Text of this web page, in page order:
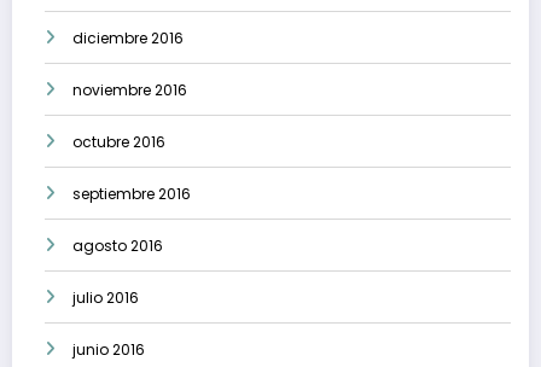
diciembre 2016
noviembre 2016
octubre 2016
septiembre 2016
agosto 2016
julio 2016
junio 2016